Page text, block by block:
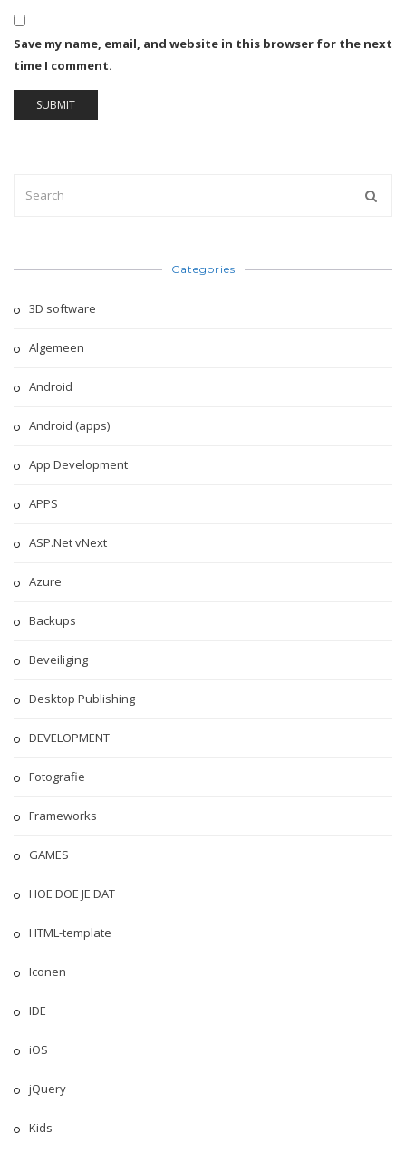
Save my name, email, and website in this browser for the next
time I comment.
Categories
3D software
Algemeen
Android
Android (apps)
App Development
APPS
ASP.Net vNext
Azure
Backups
Beveiliging
Desktop Publishing
DEVELOPMENT
Fotografie
Frameworks
GAMES
HOE DOE JE DAT
HTML-template
Iconen
IDE
iOS
jQuery
Kids